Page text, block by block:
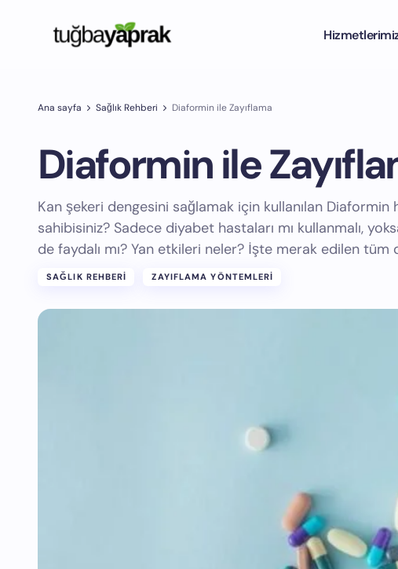
Ana sayfa Sağlık Rehberi Diaformin ile Zayıflama
Diaformin ile
Kan şekeri dengesini sağlamak için kullanılan Diaformin
sahibisiniz? Sadece diyabet hastaları mı kullanmalı,
de faydalı mı? Yan etkileri neler? İşte merak edilen tüm
SAĞLIK REHBERI ZAYIFLAMA YÖNTEMLERI